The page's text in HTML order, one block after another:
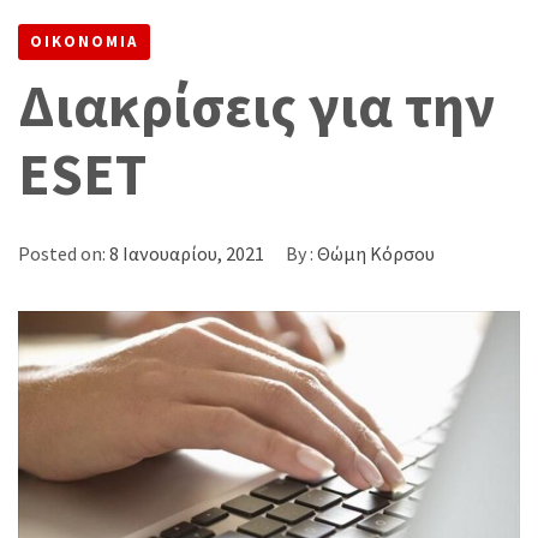
ΟΙΚΟΝΟΜΙΑ
Διακρίσεις για την
ESET
Posted on: 8 Ιανουαρίου, 2021 By : Θώμη Κόρσου